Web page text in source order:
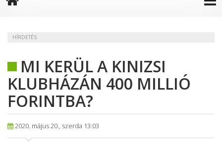
HÍRDETÉS
MI KERÜL A KINIZSI
KLUBHÁZÁN 400 MILLIÓ
FORINTBA?
2020. május 20., szerda 13:03